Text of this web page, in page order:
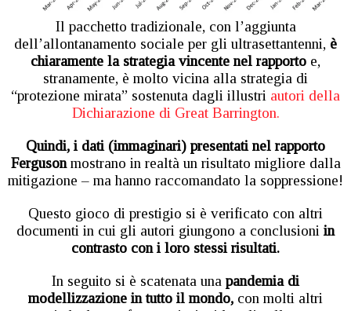
Il pacchetto tradizionale, con l’aggiunta
dell’allontanamento sociale per gli ultrasettantenni, è
chiaramente la strategia vincente nel rapporto e,
stranamente, è molto vicina alla strategia di
“protezione mirata” sostenuta dagli illustri autori della
Dichiarazione di Great Barrington.
Quindi, i dati (immaginari) presentati nel rapporto
Fergusonmostrano in realtà un risultato migliore dalla
mitigazione – ma hanno raccomandato la soppressione!
Questo gioco di prestigio si è verificato con altri
documenti in cui gli autori giungono a conclusioni in
contrasto con i loro stessi risultati.
In seguito si è scatenata una pandemia di
modellizzazione in tutto il mondo, con molti altri